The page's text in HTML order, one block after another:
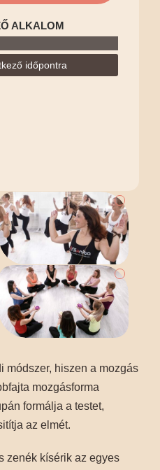
módszer, hiszen a mozgás
mozgásforma
formálja a testet,
az elmét.
zenék kísérik az egyes
ALKALOM
időpontra